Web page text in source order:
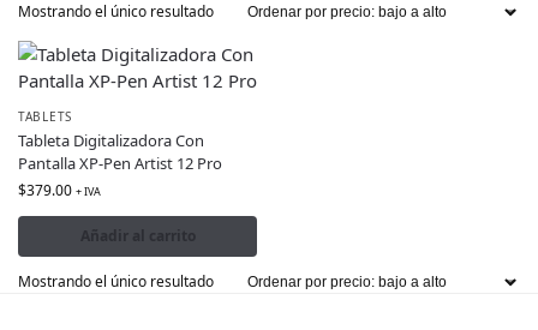
Mostrando el único resultado
TABLETS
Tableta Digitalizadora Con
Pantalla XP-Pen Artist 12 Pro
$379.00 + IVA
Añadir al carrito
Mostrando el único resultado